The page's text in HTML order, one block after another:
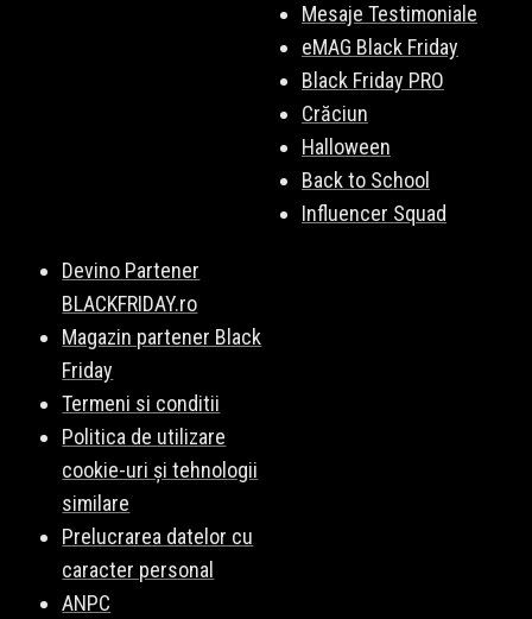
Mesaje Testimoniale
eMAG Black Friday
Black Friday PRO
Crăciun
Halloween
Back to School
Influencer Squad
Devino Partener
BLACKFRIDAY.ro
Magazin partener Black
Friday
Termeni si conditii
Politica de utilizare
cookie-uri și tehnologii
similare
Prelucrarea datelor cu
caracter personal
ANPC